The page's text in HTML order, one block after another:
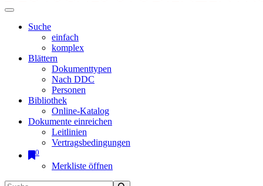
Suche
einfach
komplex
Blättern
Dokumenttypen
Nach DDC
Personen
Bibliothek
Online-Katalog
Dokumente einreichen
Leitlinien
Vertragsbedingungen
0
Merkliste öffnen